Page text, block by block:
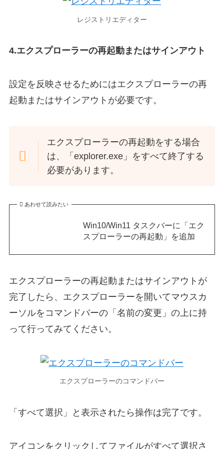
レジストリエディター
4.エクスプローラーの再起動またはサインアウト
設定を反映させるためにはエクスプローラーの再
起動またはサインアウトが必要です。
エクスプローラーの再起動をする場合
は、「explorer.exe」をすべて終了する
必要があります。
あわせて読みたい
Win10/Win11 タスクバーに「エク
スプローラーの再起動」を追加
エクスプローラーの再起動またはサインアウトが
完了したら、エクスプローラーを開いてマウスカ
ーソルをコマンドバーの「名前の変更」の上に持
って行ってみてください。
エクスプローラーのコマンドバー
「すべて選択」と表示されたら操作は完了です。
アイコンをクリックしてファイルがすべて選択さ